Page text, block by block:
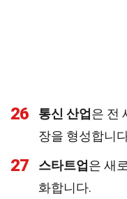
26 통신 산업 은 전
장을 형성합니
27 스타트업 은 새
화합니다.